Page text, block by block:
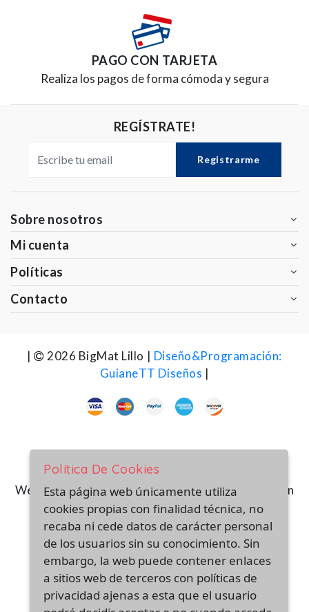
PAGO CON TARJETA
Realiza los pagos de forma cómoda y segura
REGÍSTRATE!
Registrarme
Sobre nosotros
Mi cuenta
Políticas
Contacto
| 2026 BigMat Lillo | Diseño&Programación:
GuianeTT Diseños |
Web financiada por la Unión Europea-Next Generation
(EU) del mecanismo de recuperación y resiliencia
Política De Cookies
Esta página web únicamente utiliza
cookies propias con finalidad técnica, no
recaba ni cede datos de carácter personal
de los usuarios sin su conocimiento. Sin
embargo, la web puede contener enlaces
a sitios web de terceros con políticas de
privacidad ajenas a esta que el usuario